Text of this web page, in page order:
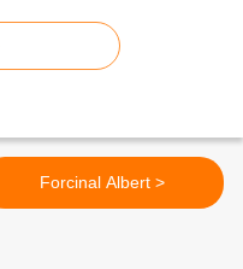
Forcinal Albert >